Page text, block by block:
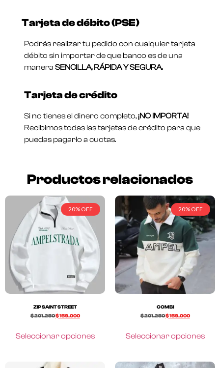
Tarjeta de débito (PSE)
Podrás realizar tu pedido con cualquier tarjeta
débito sin importar de que banco es de una
manera SENCILLA, RÁPIDA Y SEGURA.
Tarjeta de crédito
Si no tienes el dinero completo,¡NO IMPORTA!
Recibimos todas las tarjetas de crédito para que
puedas pagarlo a cuotas.
Productos relacionados
20% OFF
ZIP SAINT STREET
$201.250$159.000
Seleccionar opciones
20% OFF
COMBI
$201.250$159.000
Seleccionar opciones